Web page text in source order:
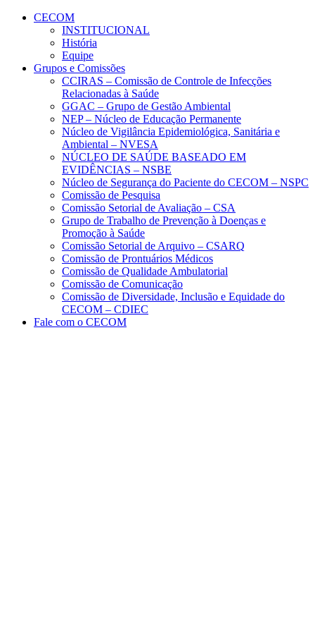
Conteúdo principal
CECOM
INSTITUCIONAL
História
Equipe
Grupos e Comissões
CCIRAS – Comissão de Controle de Infecções
Relacionadas à Saúde
GGAC – Grupo de Gestão Ambiental
NEP – Núcleo de Educação Permanente
Núcleo de Vigilância Epidemiológica, Sanitária e
Ambiental – NVESA
NÚCLEO DE SAÚDE BASEADO EM
EVIDÊNCIAS – NSBE
Núcleo de Segurança do Paciente do CECOM – NSPC
Comissão de Pesquisa
Comissão Setorial de Avaliação – CSA
Grupo de Trabalho de Prevenção à Doenças e
Promoção à Saúde
Comissão Setorial de Arquivo – CSARQ
Comissão de Prontuários Médicos
Comissão de Qualidade Ambulatorial
Comissão de Comunicação
Comissão de Diversidade, Inclusão e Equidade do
CECOM – CDIEC
Fale com o CECOM